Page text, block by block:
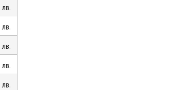
лв.
лв.
лв.
лв.
лв.